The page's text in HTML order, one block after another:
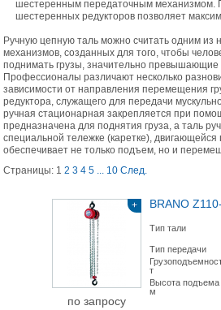
шестеренным передаточным механизмом.
шестеренных редукторов позволяет
Ручную цепную таль можно считать одним из
механизмов, созданных для того, чтобы
поднимать грузы, значительно превышающие
Профессионалы различают несколько
зависимости от направления перемещения
редуктора, служащего для передачи
ручная стационарная закрепляется при
предназначена для поднятия груза, а таль
специальной тележке (каретке), двигающейся
обеспечивает не только подъем, но и
Страницы: 1 2 3 4 5 ... 10 След.
+
по запросу
BRANO
Тип тали
Тип передачи
т
Высота подъема ,
м